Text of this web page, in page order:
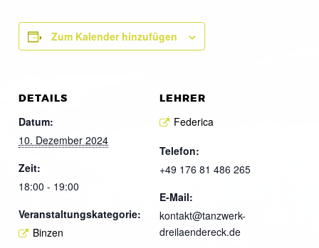
Zum Kalender hinzufügen
DETAILS
Datum:
10. Dezember 2024
Zeit:
18:00 - 19:00
Veranstaltungskategorie:
Binzen
LEHRER
Federica
Telefon:
+49 176 81 486 265
E-Mail:
kontakt@tanzwerk-
dreilaendereck.de